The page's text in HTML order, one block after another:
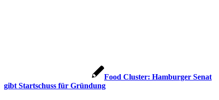
Food Cluster: Hamburger Senat
gibt Startschuss für Gründung